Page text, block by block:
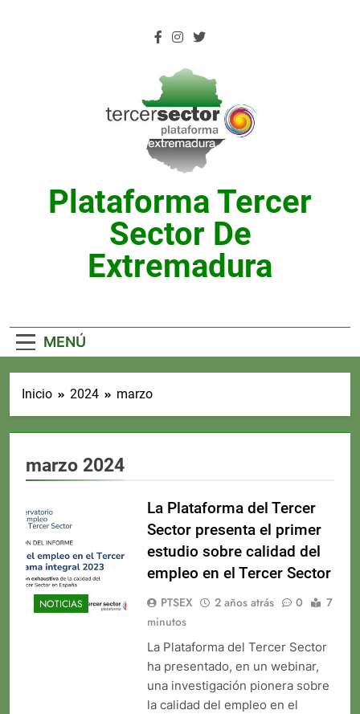
Plataforma Tercer
Sector De
Extremadura
MENÚ
Inicio 2024 marzo
marzo 2024
NOTICIAS
La Plataforma del Tercer
Sector presenta el primer
estudio sobre calidad del
empleo en el Tercer Sector
PTSEX 2 años atrás 0
7
minutos
La Plataforma del Tercer Sector
ha presentado, en un webinar,
una investigación pionera sobre
la calidad del empleo en el